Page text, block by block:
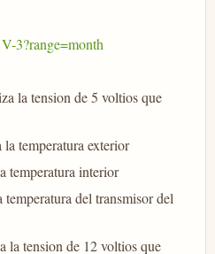
3?range=month
la tension de 5 voltios que
temperatura exterior
temperatura interior
del transmisor del
la tension de 12 voltios que